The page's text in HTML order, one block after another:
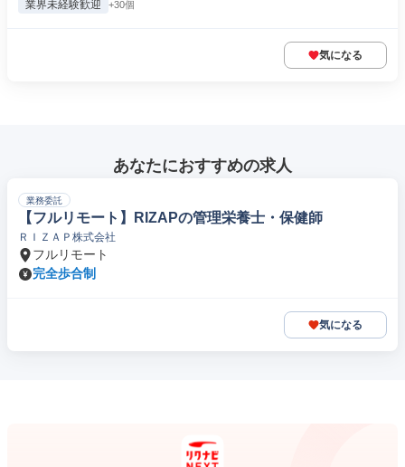
業界未経験歓迎 +30個
気になる
あなたにおすすめの求人
業務委託
【フルリモート】RIZAPの管理栄養士・保健師
ＲＩＺＡＰ株式会社
フルリモート
完全歩合制
気になる